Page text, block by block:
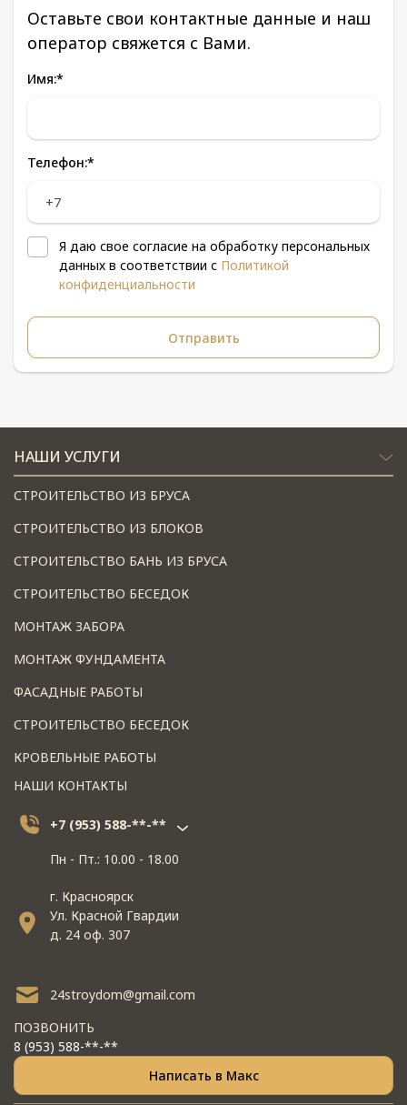
Оставьте свои контактные данные и наш
оператор свяжется с Вами.
Имя:*
Телефон:*
Я даю свое согласие на обработку персональных
данных в соответствии с Политикой
конфиденциальности
НАШИ УСЛУГИ
СТРОИТЕЛЬСТВО ИЗ БРУСА
СТРОИТЕЛЬСТВО ИЗ БЛОКОВ
СТРОИТЕЛЬСТВО БАНЬ ИЗ БРУСА
СТРОИТЕЛЬСТВО БЕСЕДОК
МОНТАЖ ЗАБОРА
МОНТАЖ ФУНДАМЕНТА
ФАСАДНЫЕ РАБОТЫ
СТРОИТЕЛЬСТВО БЕСЕДОК
КРОВЕЛЬНЫЕ РАБОТЫ
НАШИ КОНТАКТЫ
+7 (953) 588-**-**
Пн - Пт.: 10.00 - 18.00
г. Красноярск
Ул. Красной Гвардии
д. 24 оф. 307
24stroydom@gmail.com
ПОЗВОНИТЬ
8 (953) 588-**-**
Написать в Макс